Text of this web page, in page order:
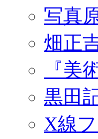
写真
畑正
『美
黒田
X線